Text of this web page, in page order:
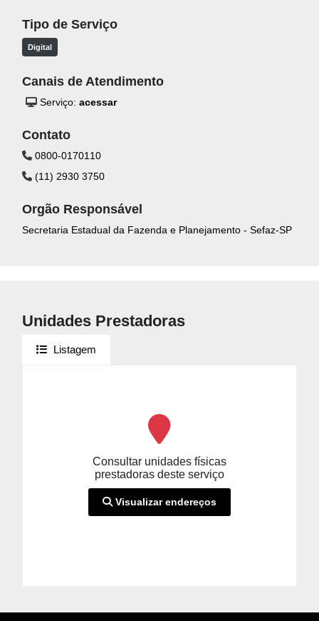
Tipo de Serviço
Digital
Canais de Atendimento
Serviço: acessar
Contato
0800-0170110
(11) 2930 3750
Orgão Responsável
Secretaria Estadual da Fazenda e Planejamento - Sefaz-SP
Unidades Prestadoras
Listagem
Consultar unidades físicas
prestadoras deste serviço
Visualizar endereços